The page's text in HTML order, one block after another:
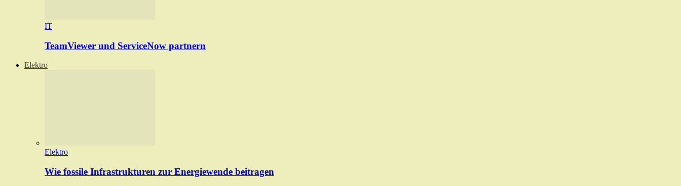
IT
TeamViewer und ServiceNow partnern
Elektro
Elektro
Wie fossile Infrastrukturen zur Energiewende beitragen